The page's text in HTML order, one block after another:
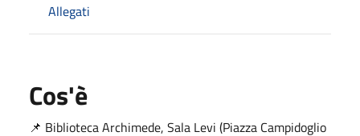
Allegati
Cos'è
📌 Biblioteca Archimede, Sala Levi (Piazza Campidoglio